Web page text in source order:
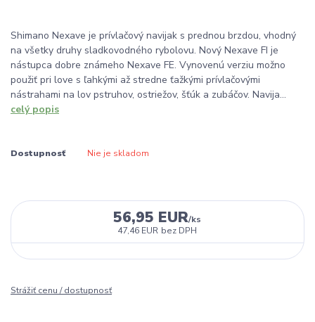
Shimano Nexave je prívlačový navijak s prednou brzdou, vhodný
na všetky druhy sladkovodného rybolovu. Nový Nexave FI je
nástupca dobre známeho Nexave FE. Vynovenú verziu možno
použiť pri love s ľahkými až stredne ťažkými prívlačovými
nástrahami na lov pstruhov, ostriežov, šťúk a zubáčov. Navija...
celý popis
Dostupnosť Nie je skladom
56,95 EUR/ks
47,46 EUR bez DPH
Strážiť cenu / dostupnosť